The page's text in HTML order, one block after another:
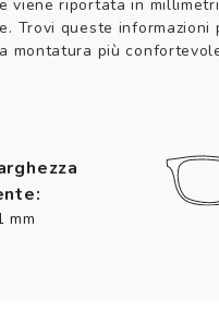
viene riportata in
Trovi queste informazioni
montatura più
mm